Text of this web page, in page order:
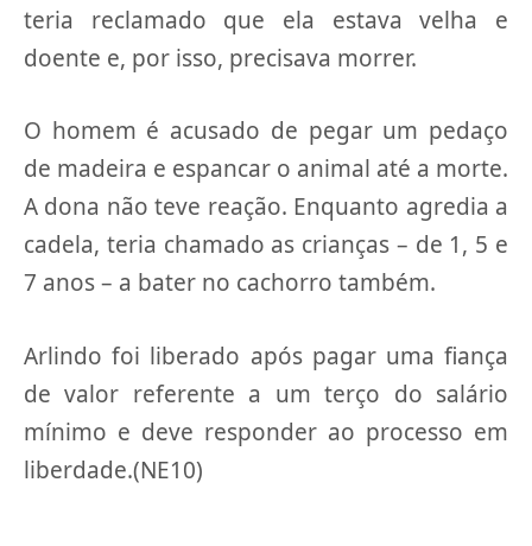
teria reclamado que ela estava velha e
doente e, por isso, precisava morrer.
O homem é acusado de pegar um pedaço
de madeira e espancar o animal até a morte.
A dona não teve reação. Enquanto agredia a
cadela, teria chamado as crianças – de 1, 5 e
7 anos – a bater no cachorro também.
Arlindo foi liberado após pagar uma fiança
de valor referente a um terço do salário
mínimo e deve responder ao processo em
liberdade.(NE10)